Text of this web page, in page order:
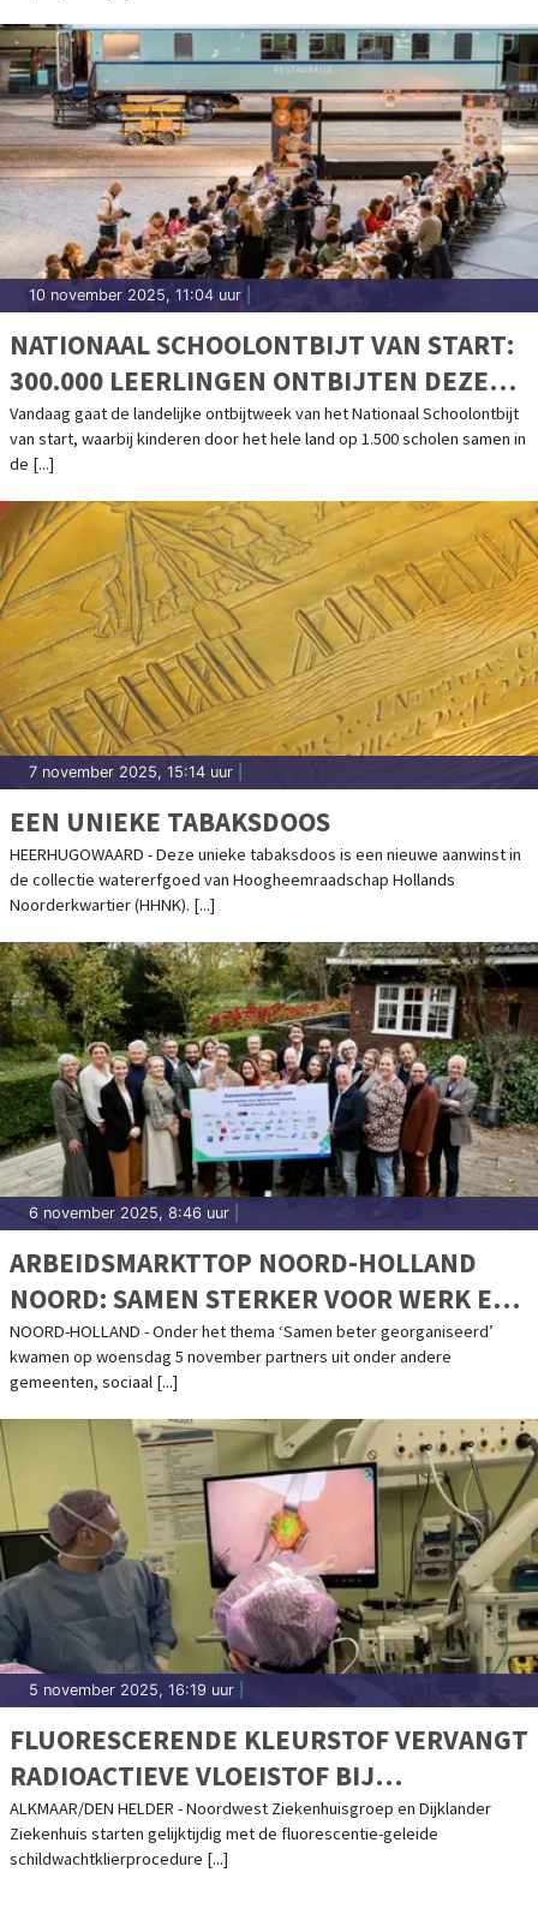
10 november 2025, 11:04 uur
NATIONAAL SCHOOLONTBIJT VAN START:
300.000 LEERLINGEN ONTBIJTEN DEZE
WEEK DOOR HET HELE LAND SAMEN OP
SCHOOL
Vandaag gaat de landelijke ontbijtweek van het Nationaal Schoolontbijt
van start, waarbij kinderen door het hele land op 1.500 scholen samen in
de [...]
7 november 2025, 15:14 uur
EEN UNIEKE TABAKSDOOS
HEERHUGOWAARD - Deze unieke tabaksdoos is een nieuwe aanwinst in
de collectie watererfgoed van Hoogheemraadschap Hollands
Noorderkwartier (HHNK). [...]
6 november 2025, 8:46 uur
ARBEIDSMARKTTOP NOORD-HOLLAND
NOORD: SAMEN STERKER VOOR WERK EN
ONTWIKKELING
NOORD-HOLLAND - Onder het thema ‘Samen beter georganiseerd’
kwamen op woensdag 5 november partners uit onder andere
gemeenten, sociaal [...]
5 november 2025, 16:19 uur
FLUORESCERENDE KLEURSTOF VERVANGT
RADIOACTIEVE VLOEISTOF BIJ
BORSTKANKEROPERATIE
ALKMAAR/DEN HELDER - Noordwest Ziekenhuisgroep en Dijklander
Ziekenhuis starten gelijktijdig met de fluorescentie-geleide
schildwachtklierprocedure [...]